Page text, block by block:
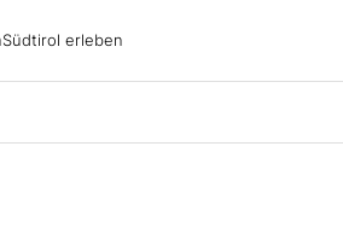
Südtirol erleben